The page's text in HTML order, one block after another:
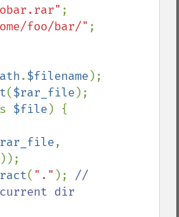
foo/bar/" ;
.$filename
($rar_file );
$file ) {
( "." ); //